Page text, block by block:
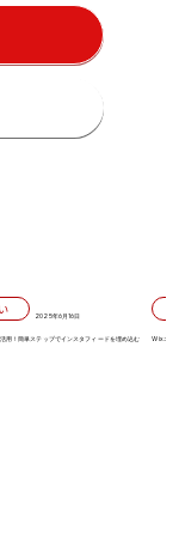
2025年6月16日
用！簡単ステップでインスタフィードを埋め込む
Wixエデ